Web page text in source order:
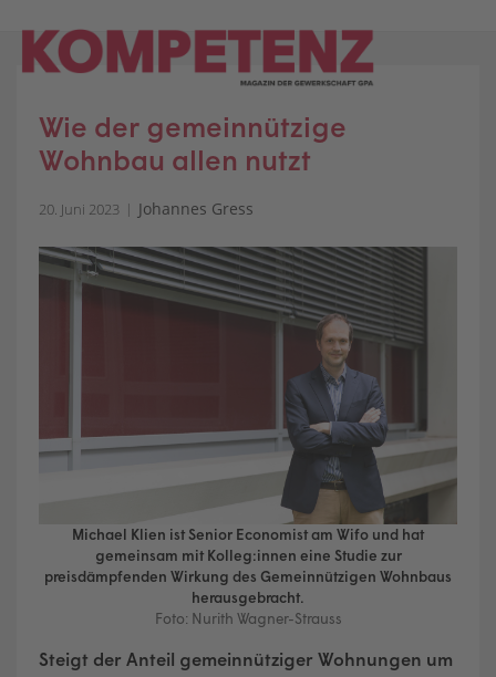
content
Wie der gemeinnützige
Wohnbau allen nutzt
20. Juni 2023 Johannes Gress
Michael Klien ist Senior Economist am Wifo und hat
gemeinsam mit Kolleg:innen eine Studie zur
preisdämpfenden Wirkung des Gemeinnützigen Wohnbaus
herausgebracht.
Foto: Nurith Wagner-Strauss
Steigt der Anteil gemeinnütziger Wohnungen um